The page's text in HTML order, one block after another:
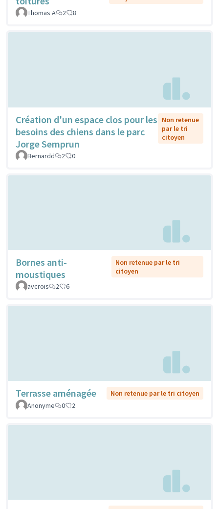
Thomas A
2 8
Création d'un espace clos pour les
besoins des chiens dans le parc
Jorge Semprun
Non retenue
par le tri
citoyen
Bernardd 2 0
Bornes anti-
moustiques
Non retenue par le tri
citoyen
avcrois
2 6
Terrasse aménagée
Non retenue par le tri citoyen
Anonyme
0 2